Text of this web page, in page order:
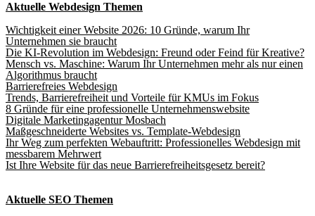
Aktuelle Webdesign Themen
Wichtigkeit einer Website 2026: 10 Gründe, warum Ihr
Unternehmen sie braucht
Die KI-Revolution im Webdesign: Freund oder Feind für Kreative?
Mensch vs. Maschine: Warum Ihr Unternehmen mehr als nur einen
Algorithmus braucht
Barrierefreies Webdesign
Trends, Barrierefreiheit und Vorteile für KMUs im Fokus
8 Gründe für eine professionelle Unternehmenswebsite
Digitale Marketingagentur Mosbach
Maßgeschneiderte Websites vs. Template-Webdesign
Ihr Weg zum perfekten Webauftritt: Professionelles Webdesign mit
messbarem Mehrwert
Ist Ihre Website für das neue Barrierefreiheitsgesetz bereit?
Aktuelle SEO Themen